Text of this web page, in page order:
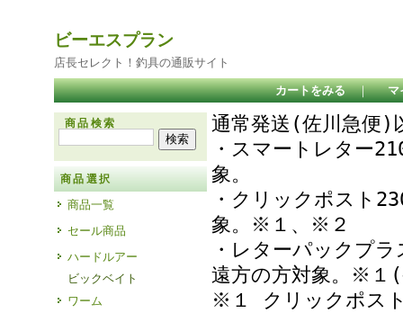
ビーエスプラン
店長セレクト！釣具の通販サイト
カートをみる ｜ マ
商品検索
商品選択
商品一覧
セール商品
ハードルアー
ビックベイト
ワーム
通常発送(佐川急便)
・スマートレター
象
・クリックポスト
象。※１、※２
・レターパックプ
遠方の方対象。※１
※１ クリックポス